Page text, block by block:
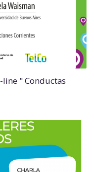
line " Conductas